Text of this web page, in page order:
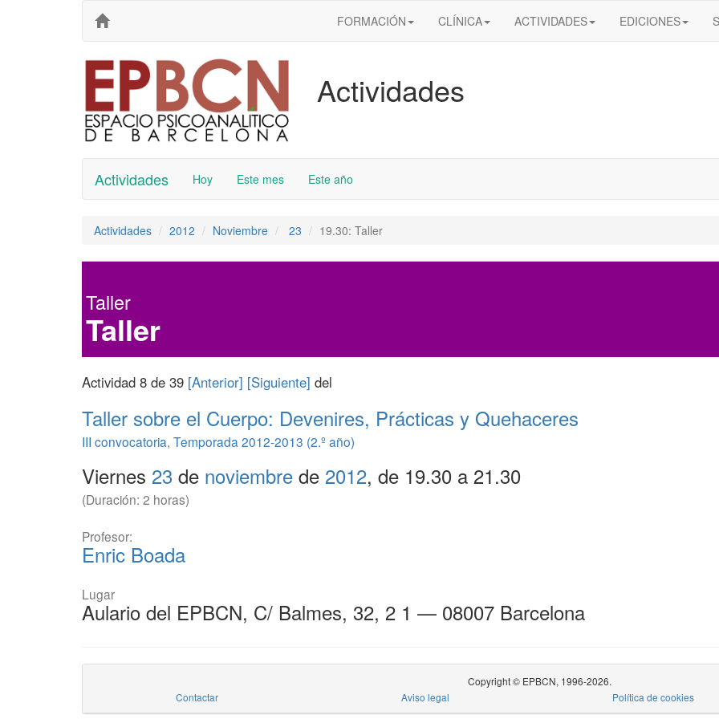
FORMACIÓN CLÍNICA ACTIVIDADES EDICIONES
Actividades
Actividades Hoy Este mes Este año
Actividades 2012 Noviembre 23 19.30: Taller
Taller
Taller
Actividad 8 de 39 [Anterior] [Siguiente] del
Taller sobre el Cuerpo: Devenires, Prácticas y Quehaceres
III convocatoria, Temporada 2012-2013 (2.º año)
Viernes 23 de noviembre de 2012, de 19.30 a 21.30
(Duración: 2 horas)
Profesor:
Enric Boada
Lugar
Aulario del EPBCN, C/ Balmes, 32, 2 1 — 08007 Barcelona
Copyright © EPBCN, 1996-2026.
Contactar
Aviso legal Política de cookies